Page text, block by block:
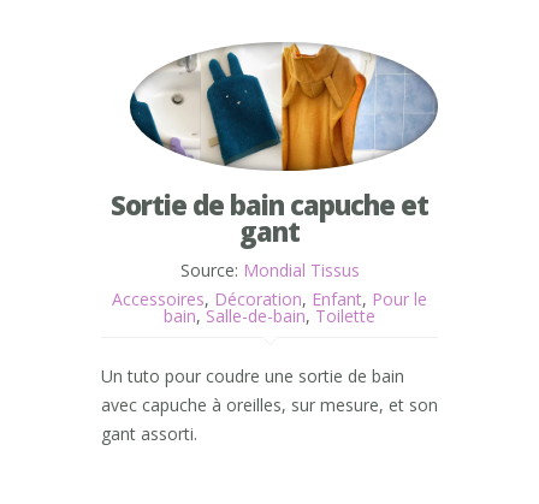
Sortie de bain capuche et
gant
Source: Mondial Tissus
Accessoires, Décoration, Enfant, Pour le
bain, Salle-de-bain, Toilette
Un tuto pour coudre une sortie de bain
avec capuche à oreilles, sur mesure, et son
gant assorti.